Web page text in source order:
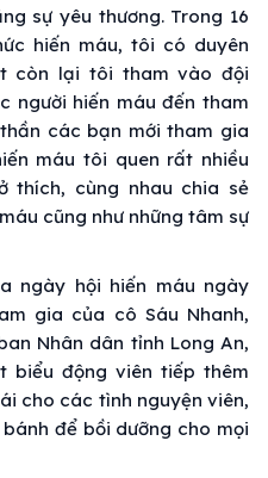
sự yêu thương. Trong 16
hiến máu, tôi có duyên
còn lại tôi tham vào đội
người hiến máu đến tham
các bạn mới tham gia
máu tôi quen rất nhiều
thích, cùng nhau chia sẻ
cũng như những tâm sự
ngày hội hiến máu ngày
gia của cô Sáu Nhanh,
Nhân dân tỉnh Long An,
động viên tiếp thêm
cho các tình nguyện viên,
để bồi dưỡng cho mọi